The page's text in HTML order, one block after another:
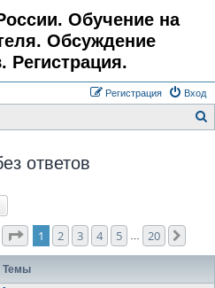
Обучение на
Обсуждение
Регистрация.
Вход
Регистрация
ответов
Страница1 из
1 2 3 4 5 20
Темы